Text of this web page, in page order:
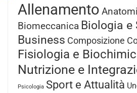
Allenamento
Biomeccanica Biologia e
Business Composizione
Fisiologia e
Nutrizione e
Psicologia Sport e Attualità